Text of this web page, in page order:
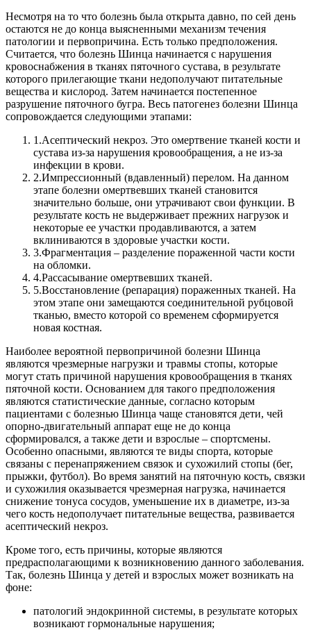
Несмотря на то что болезнь была открыта давно, по сей день
остаются не до конца выясненными механизм течения
патологии и первопричина. Есть только предположения.
Считается, что болезнь Шинца начинается с нарушения
кровоснабжения в тканях пяточного сустава, в результате
которого прилегающие ткани недополучают питательные
вещества и кислород. Затем начинается постепенное
разрушение пяточного бугра. Весь патогенез болезни Шинца
сопровождается следующими этапами:
1.Асептический некроз. Это омертвение тканей кости и
сустава из-за нарушения кровообращения, а не из-за
инфекции в крови.
2.Импрессионный (вдавленный) перелом. На данном
этапе болезни омертвевших тканей становится
значительно больше, они утрачивают свои функции. В
результате кость не выдерживает прежних нагрузок и
некоторые ее участки продавливаются, а затем
вклиниваются в здоровые участки кости.
3.Фрагментация – разделение пораженной части кости
на обломки.
4.Рассасывание омертвевших тканей.
5.Восстановление (репарация) пораженных тканей. На
этом этапе они замещаются соединительной рубцовой
тканью, вместо которой со временем сформируется
новая костная.
Наиболее вероятной первопричиной болезни Шинца
являются чрезмерные нагрузки и травмы стопы, которые
могут стать причиной нарушения кровообращения в тканях
пяточной кости. Основанием для такого предположения
являются статистические данные, согласно которым
пациентами с болезнью Шинца чаще становятся дети, чей
опорно-двигательный аппарат еще не до конца
сформировался, а также дети и взрослые – спортсмены.
Особенно опасными, являются те виды спорта, которые
связаны с перенапряжением связок и сухожилий стопы (бег,
прыжки, футбол). Во время занятий на пяточную кость, связки
и сухожилия оказывается чрезмерная нагрузка, начинается
снижение тонуса сосудов, уменьшение их в диаметре, из-за
чего кость недополучает питательные вещества, развивается
асептический некроз.
Кроме того, есть причины, которые являются
предрасполагающими к возникновению данного заболевания.
Так, болезнь Шинца у детей и взрослых может возникать на
фоне:
патологий эндокринной системы, в результате которых
возникают гормональные нарушения;